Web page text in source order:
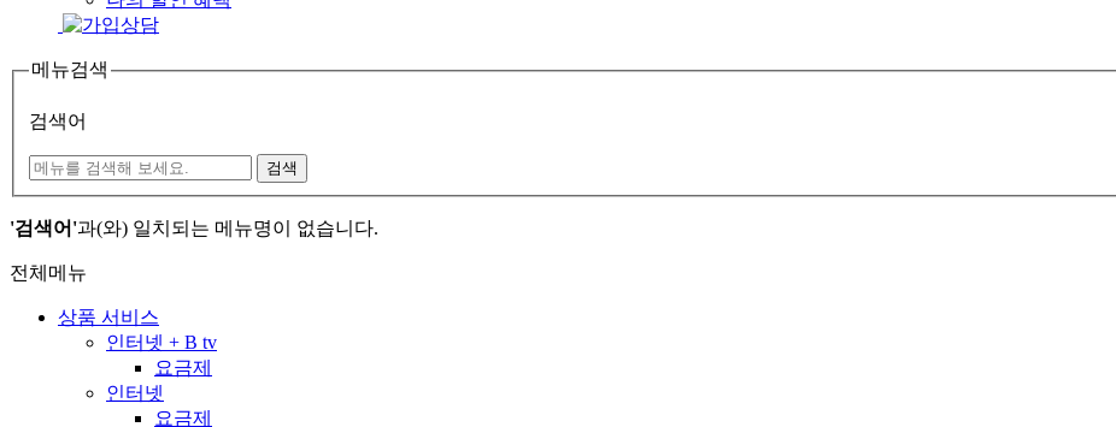
메뉴검색
검색어
검색
'검색어'과(와) 일치되는 메뉴명이 없습니다.
전체메뉴
상품 서비스
인터넷 + B tv
요금제
인터넷
요금제